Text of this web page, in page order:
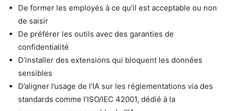
De former les employés à ce qu’il est acceptable ou non
de saisir
De préférer les outils avec des garanties de
confidentialité
D’installer des extensions qui bloquent les données
sensibles
D’aligner l’usage de l’IA sur les réglementations via des
standards comme l’ISO/IEC 42001, dédié à la